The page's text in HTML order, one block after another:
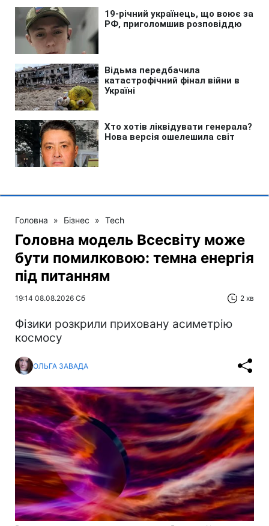
Головна » Бізнес » Tech
Головна модель Всесвіту може
бути помилковою: темна енергія
під питанням
19:14 08.08.2026 Сб 2 хв
Фізики розкрили приховану асиметрію
космосу
ОЛЬГА ЗАВАДА